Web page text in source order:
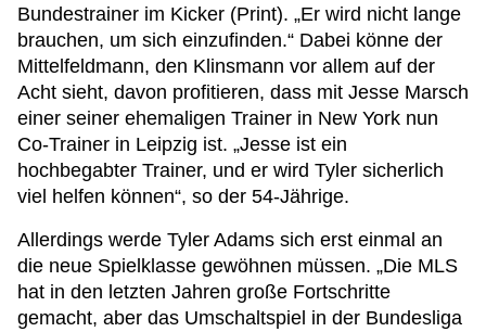
Bundestrainer im Kicker (Print). „Er wird nicht lange
brauchen, um sich einzufinden.“ Dabei könne der
Mittelfeldmann, den Klinsmann vor allem auf der
Acht sieht, davon profitieren, dass mit Jesse Marsch
einer seiner ehemaligen Trainer in New York nun
Co-Trainer in Leipzig ist. „Jesse ist ein
hochbegabter Trainer, und er wird Tyler sicherlich
viel helfen können“, so der 54-Jährige.
Allerdings werde Tyler Adams sich erst einmal an
die neue Spielklasse gewöhnen müssen. „Die MLS
hat in den letzten Jahren große Fortschritte
gemacht, aber das Umschaltspiel in der Bundesliga